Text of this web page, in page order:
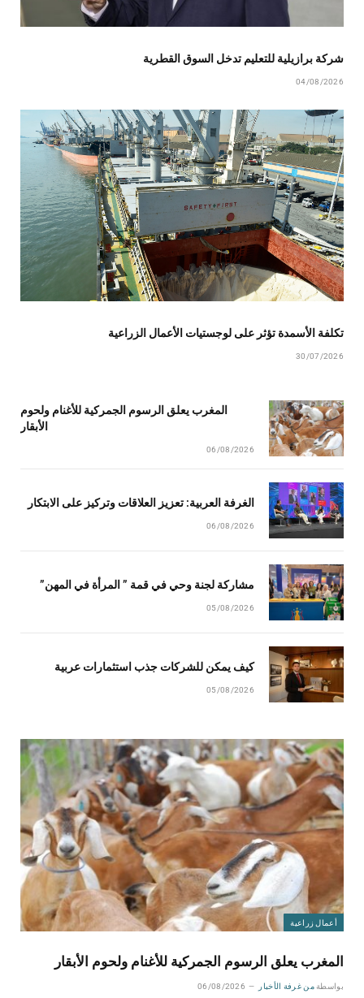
شركة برازيلية للتعليم تدخل السوق القطرية
04/08/2026
تكلفة الأسمدة تؤثر على لوجستيات الأعمال الزراعية
30/07/2026
المغرب يعلق الرسوم الجمركية للأغنام ولحوم
الأبقار
06/08/2026
الغرفة العربية: تعزيز العلاقات وتركيز على الابتكار
06/08/2026
مشاركة لجنة وحي في قمة ” المرأة في المهن”
05/08/2026
كيف يمكن للشركات جذب استثمارات عربية
05/08/2026
أعمال زراعية
المغرب يعلق الرسوم الجمركية للأغنام ولحوم الأبقار
بواسطة من غرفة الأخبار 06/08/2026